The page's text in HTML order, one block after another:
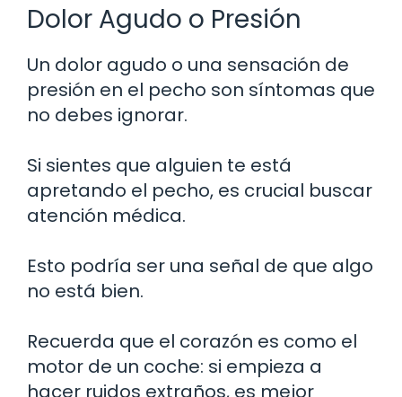
Dolor Agudo o Presión
Un dolor agudo o una sensación de
presión en el pecho son síntomas que
no debes ignorar.
Si sientes que alguien te está
apretando el pecho, es crucial buscar
atención médica.
Esto podría ser una señal de que algo
no está bien.
Recuerda que el corazón es como el
motor de un coche: si empieza a
hacer ruidos extraños, es mejor